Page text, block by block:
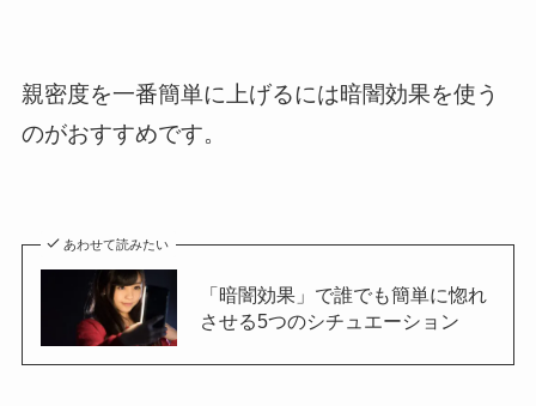
親密度を一番簡単に上げるには暗闇効果を使う
のがおすすめです。
あわせて読みたい
「暗闇効果」で誰でも簡単に惚れ
させる5つのシチュエーション